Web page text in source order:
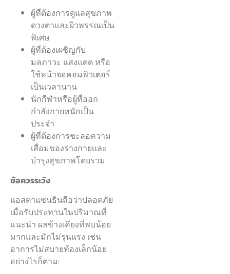
ผู้ที่ต้องการดูแลสุขภาพ
ดวงตาและผิวพรรณเป็น
พิเศษ
ผู้ที่ต้องเผชิญกับ
มลภาวะ แสงแดด หรือ
ใช้หน้าจอคอมพิวเตอร์
เป็นเวลานาน
นักกีฬาหรือผู้ที่ออก
กำลังกายหนักเป็น
ประจำ
ผู้ที่ต้องการชะลอความ
เสื่อมของร่างกายและ
บำรุงสุขภาพโดยรวม
ข้อควรระวัง
แอสตาแซนธินถือว่าปลอดภัย
เมื่อรับประทานในปริมาณที่
แนะนำ ผลข้างเคียงที่พบน้อย
มากและมักไม่รุนแรง เช่น
อาการไม่สบายท้องเล็กน้อย
อย่างไรก็ตาม: